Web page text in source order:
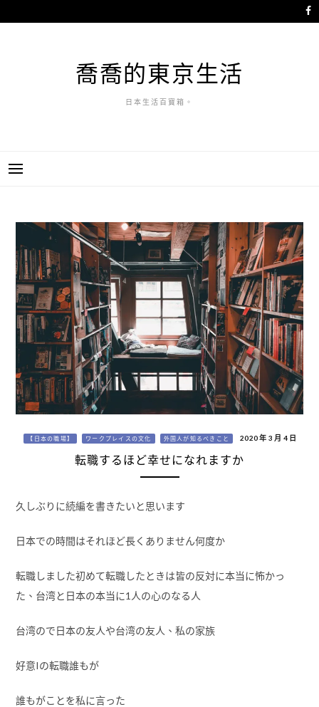
至
喬喬的東京生活
日本生活百寶箱。
【日本の職場】 ワークプレイスの文化 外国人が知るべきこと 2020 年 3 月 4 日
転職するほど幸せになれますか
久しぶりに続編を書きたいと思います
日本での時間はそれほど長くありません何度か
転職しました初めて転職したときは皆の反対に本当に怖かっ
た、台湾と日本の本当に1人の心のなる人
台湾ので日本の友人や台湾の友人、私の家族
好意Iの転職誰もが
誰もがことを私に言った